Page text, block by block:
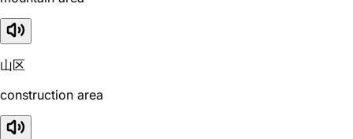
山区
construction area